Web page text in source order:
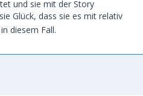
und sie mit der Story
Glück, dass sie es mit relativ
diesem Fall.